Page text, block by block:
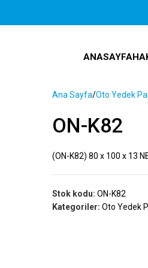
ANASAYFA
Ana Sayfa Oto Yedek
ON-K82
(ON-K82) 80 x 100 x 13
Stok kodu: ON-K82
Kategoriler: Oto Yedek